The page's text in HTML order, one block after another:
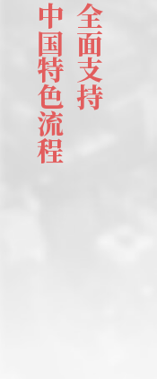
全面支持
中国特色流程